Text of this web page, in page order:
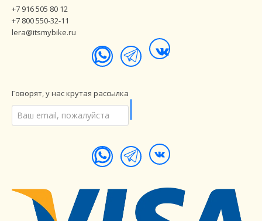
+7 916 505 80 12
+7 800 550-32-11
lera@itsmybike.ru
Говорят, у нас крутая рассылка